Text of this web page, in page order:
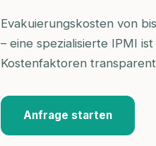
Evakuierungskosten von
– eine spezialisierte IPMI
Kostenfaktoren
Anfrage starten